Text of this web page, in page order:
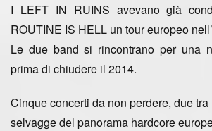
I LEFT IN RUINS avevano già
ROUTINE IS HELL un tour europeo
Le due band si rincontrano per una
prima di chiudere il 2014.
Cinque concerti da non perdere, due
selvagge del panorama hardcore